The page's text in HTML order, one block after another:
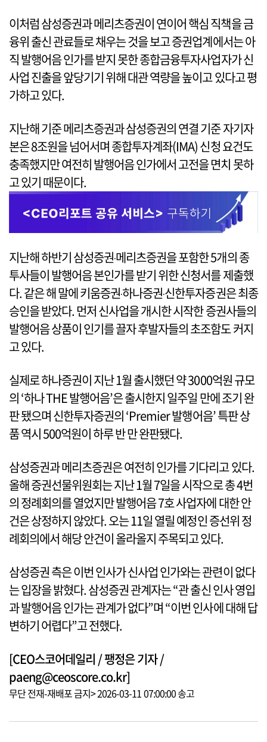
이처럼 삼성증권과 메리츠증권이 연이어 핵심 직책을 금
융위 출신 관료들로 채우는 것을 보고 증권업계에서는 아
직 발행어음 인가를 받지 못한 종합금융투자사업자가 신
사업 진출을 앞당기기 위해 대관 역량을 높이고 있다고 평
가하고 있다.
지난해 기준 메리츠증권과 삼성증권의 연결 기준 자기자
본은 8조원을 넘어서며 종합투자계좌(IMA) 신청 요건도
충족했지만 여전히 발행어음 인가에서 고전을 면치 못하
고 있기 때문이다.
지난해 하반기 삼성증권‧메리츠증권을 포함한 5개의 종
투사들이 발행어음 본인가를 받기 위한 신청서를 제출했
다. 같은 해 말에 키움증권‧하나증권‧신한투자증권은 최종
승인을 받았다. 먼저 신사업을 개시한 시작한 증권사들의
발행어음 상품이 인기를 끌자 후발자들의 초조함도 커지
고 있다.
실제로 하나증권이 지난 1월 출시했던 약 3000억원 규모
의 ‘하나 THE 발행어음’은 출시한지 일주일 만에 조기 완
판 됐으며 신한투자증권의 ‘Premier 발행어음’ 특판 상
품 역시 500억원이 하루 반 만 완판됐다.
삼성증권과 메리츠증권은 여전히 인가를 기다리고 있다.
올해 증권선물위원회는 지난 1월 7일을 시작으로 총 4번
의 정례회의를 열었지만 발행어음 7호 사업자에 대한 안
건은 상정하지 않았다. 오는 11일 열릴 예정인 증선위 정
례회의에서 해당 안건이 올라올지 주목되고 있다.
삼성증권 측은 이번 인사가 신사업 인가와는 관련이 없다
는 입장을 밝혔다. 삼성증권 관계자는 “관 출신 인사 영입
과 발행어음 인가는 관계가 없다”며 “이번 인사에 대해 답
변하기 어렵다”고 전했다.
[CEO스코어데일리 / 팽정은 기자 /
paeng@ceoscore.co.kr]
무단 전재-재배포 금지> 2026-03-11 07:00:00 송고